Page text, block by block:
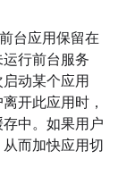
台应用保留在
行前台服务
启动某个应用
开此应用时，
中。如果用户
而加快应用切